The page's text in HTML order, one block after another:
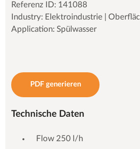
Referenz ID: 141088
Industry: Elektroindustrie |
Application: Spülwasser
PDF generieren
Technische Daten
Flow 250 l/h